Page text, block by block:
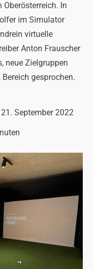
In
im Simulator
virtuelle
Anton Frauscher
neue Zielgruppen
gesprochen.
21. September 2022